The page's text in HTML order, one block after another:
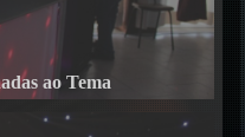
ao Tema